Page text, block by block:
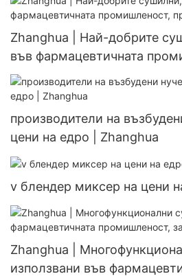
Zhanghua | Най-добрите
във фармацевтичната
производител
производители на
цени на едро | Zhanghua
v блендер миксер на цени
Zhanghua |
използвани във